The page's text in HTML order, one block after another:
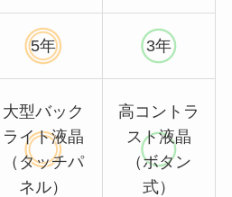
5年 3年
大型バック
ライト液晶
（タッチパ
ネル）
高コントラ
スト液晶
（ボタン
式）